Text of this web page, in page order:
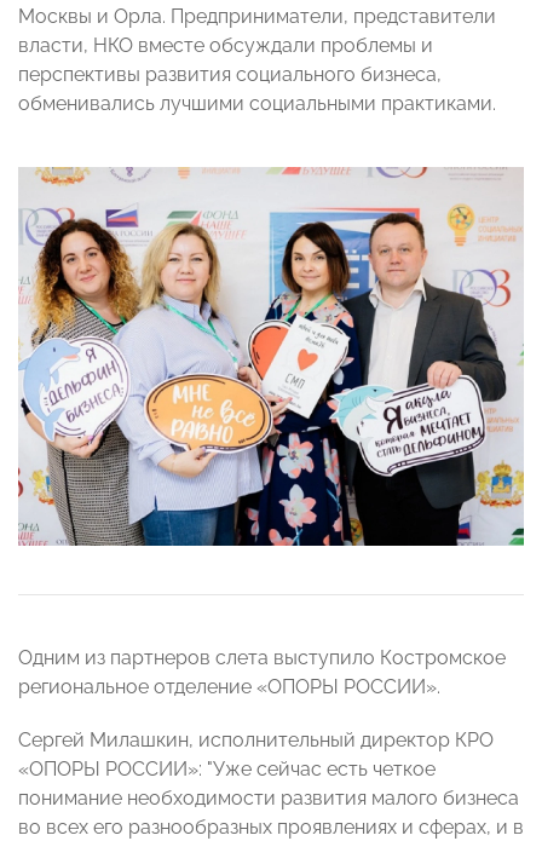
Москвы и Орла. Предприниматели, представители
власти, НКО вместе обсуждали проблемы и
перспективы развития социального бизнеса,
обменивались лучшими социальными практиками.
Одним из партнеров слета выступило Костромское
региональное отделение «ОПОРЫ РОССИИ».
Сергей Милашкин, исполнительный директор КРО
«ОПОРЫ РОССИИ»: "Уже сейчас есть четкое
понимание необходимости развития малого бизнеса
во всех его разнообразных проявлениях и сферах, и в